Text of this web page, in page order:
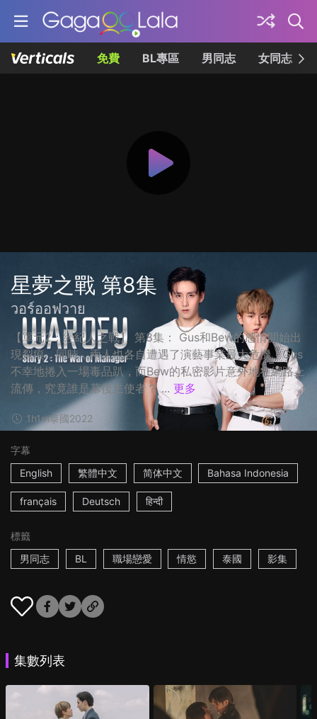
免費 BL專區 男同志 女同志
星夢之戰 第8集
วอร์ออฟวาย
【單元2：經紀人之戰】 第8集： Gus和Bew的感情開始出
現裂痕，同時，兩人也各自遭遇了演藝事業最大危機！Gus
不幸地捲入一場毒品趴，而Bew的私密影片意外地在網路上
流傳，究竟誰是幕後主使者？ ... 更多
1h1m泰國2022
字幕
English
繁體中文 简体中文 Bahasa Indonesia
français Deutsch हिन्दी
標籤
男同志
BL 職場戀愛 情慾 泰國 影集
集數列表